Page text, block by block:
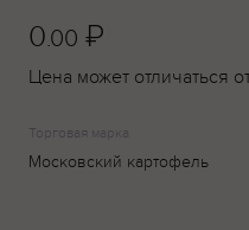
0.00 ₽
Цена может отличаться
Торговая марка
Московский картофель